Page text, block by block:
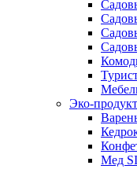
Эко-
Мед